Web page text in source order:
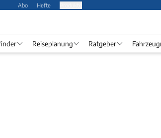
Abo Hefte
Reiseplanung Ratgeber